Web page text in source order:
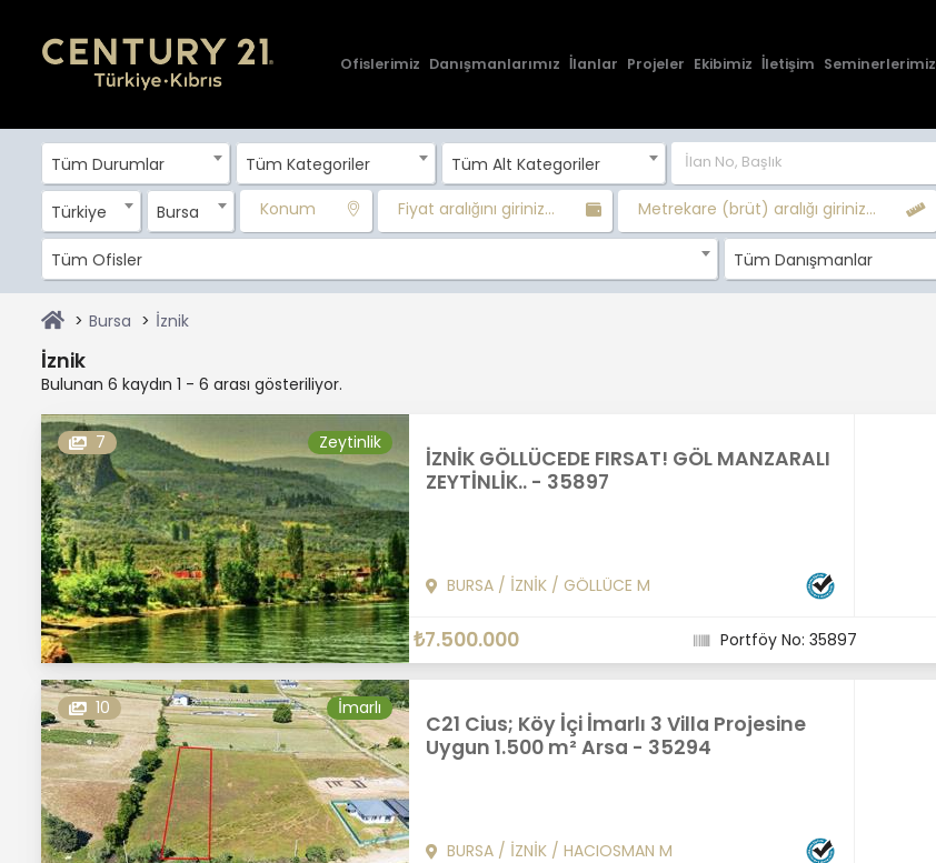
Ofislerimiz Danışmanlarımız İlanlar Projeler Ekibimiz İletişim Seminerlerimiz
Tüm Durumlar Tüm Kategoriler Tüm Alt Kategoriler
Türkiye Bursa Konum Fiyat aralığını giriniz... Metrekare (brüt) aralığı giriniz...
Tüm Ofisler Tüm Danışmanlar
Bursa İznik
İznik
Bulunan 6 kaydın 1 - 6 arası gösteriliyor.
7 Zeytinlik
İZNİK GÖLLÜCEDE FIRSAT! GÖL MANZARALI
ZEYTİNLİK.. - 35897
BURSA/ İZNİK/ GÖLLÜCE M
₺7.500.000 Portföy No: 35897
10 İmarlı
C21 Cius; Köy İçi İmarlı 3 Villa Projesine
Uygun 1.500 m² Arsa - 35294
BURSA/ İZNİK/ HACIOSMAN M